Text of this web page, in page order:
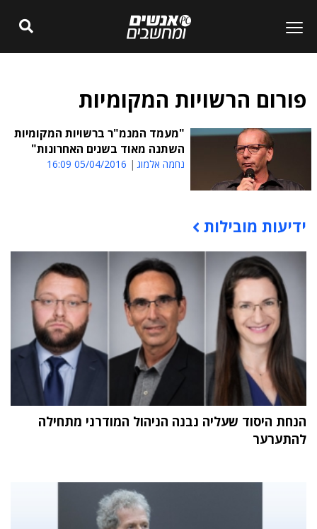
פורום הרשויות המקומיות
"מעמד המנמ"ר ברשויות המקומיות
השתנה מאוד בשנים האחרונות"
נחמה אלמוג 05/04/2016 16:09
תוכן פרסומי
ידיעות מובילות
הנחת היסוד שעליה נבנה הניהול המודרני מתחילה
להתערער